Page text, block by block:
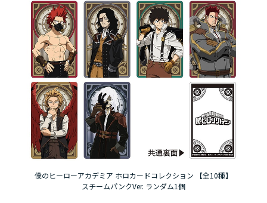
名探偵コナン
アニメ『僕のヒーローアカデミア』10周年
ハイキュー!!ジャージ＆ユニフォーム
『無職転生Ⅲ ～異世界行ったら本気だす～』
『ふつつかな悪女ではございますが ～雛宮蝶鼠と
僕のヒーローアカデミア ホロカードコレクション 【全10種】
スチームパンクVer. ランダム1個